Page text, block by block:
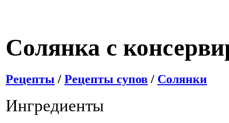
Солянка с
Рецепты / Рецепты супов / Солянки
Ингредиенты